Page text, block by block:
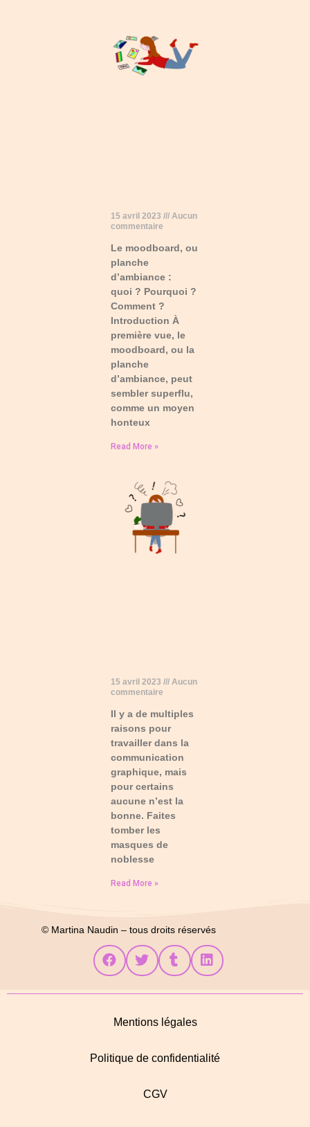
15 avril 2023
Aucun
commentaire
Le moodboard, ou
planche
d’ambiance :
quoi ? Pourquoi ?
Comment ?
Introduction À
première vue, le
moodboard, ou la
planche
d’ambiance, peut
sembler superflu,
comme un moyen
honteux
Read More »
15 avril 2023
Aucun
commentaire
Il y a de multiples
raisons pour
travailler dans la
communication
graphique, mais
pour certains
aucune n’est la
bonne. Faites
tomber les
masques de
noblesse
Read More »
© Martina Naudin – tous droits réservés
Mentions légales
Politique de confidentialité
CGV